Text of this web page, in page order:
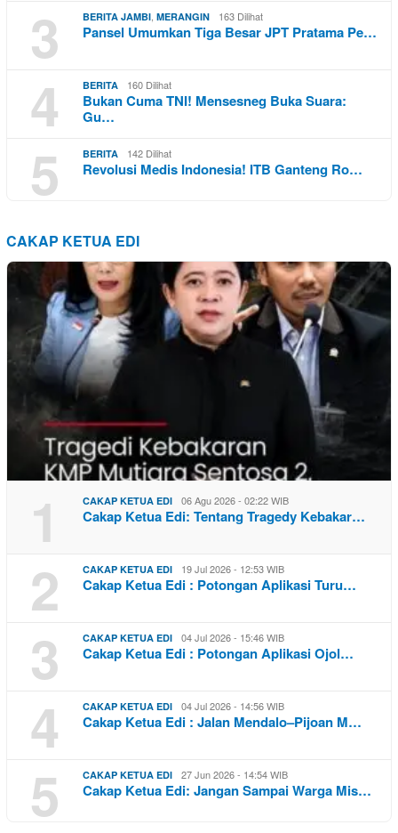
3
BERITA JAMBI MERANGIN 163 Dilihat
Pansel Umumkan Tiga Besar JPT Pratama Pe…
4 BERITA 160 Dilihat
Bukan Cuma TNI! Mensesneg Buka Suara:
Gu…
5 BERITA 142 Dilihat
Revolusi Medis Indonesia! ITB Ganteng Ro…
CAKAP KETUA EDI
1 CAKAP KETUA EDI 06 Agu 2026 - 02:22 WIB
Cakap Ketua Edi: Tentang Tragedy Kebakar…
2 CAKAP KETUA EDI 19 Jul 2026 - 12:53 WIB
Cakap Ketua Edi : Potongan Aplikasi Turu…
3 CAKAP KETUA EDI 04 Jul 2026 - 15:46 WIB
Cakap Ketua Edi : Potongan Aplikasi Ojol…
4 CAKAP KETUA EDI 04 Jul 2026 - 14:56 WIB
Cakap Ketua Edi : Jalan Mendalo–Pijoan M…
5 CAKAP KETUA EDI 27 Jun 2026 - 14:54 WIB
Cakap Ketua Edi: Jangan Sampai Warga Mis…